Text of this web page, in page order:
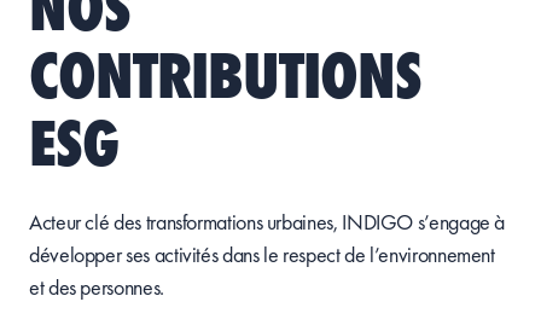
CONTRIBUTIONS
ESG
Acteur clé des transformations urbaines, INDIGO s’engage à
développer ses activités dans le respect de l’environnement
et des personnes.